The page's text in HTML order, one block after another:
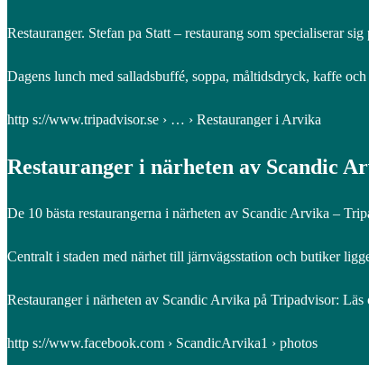
Restauranger. Stefan pa Statt – restaurang som specialiserar
Dagens lunch med salladsbuffé, soppa, måltidsdryck, kaffe
http s://www.tripadvisor.se › … › Restauranger i Arvika
Restauranger i närheten av Scandic
De 10 bästa restaurangerna i närheten av Scandic Arvika –
Centralt i staden med närhet till järnvägsstation och butiker
Restauranger i närheten av Scandic Arvika på Tripadvisor:
http s://www.facebook.com › ScandicArvika1 › photos